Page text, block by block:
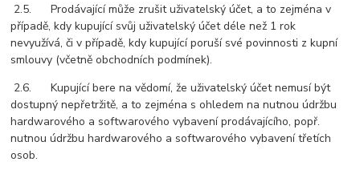
2.5. Prodávající může zrušit uživatelský účet, a to zejména v
případě, kdy kupující svůj uživatelský účet déle než 1 rok
nevyužívá, či v případě, kdy kupující poruší své povinnosti z kupní
smlouvy (včetně obchodních podmínek).
2.6. Kupující bere na vědomí, že uživatelský účet nemusí být
dostupný nepřetržitě, a to zejména s ohledem na nutnou údržbu
hardwarového a softwarového vybavení prodávajícího, popř.
nutnou údržbu hardwarového a softwarového vybavení třetích
osob.